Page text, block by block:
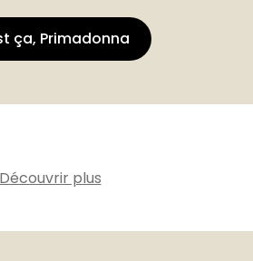
ça, Primadonna
Découvrir plus